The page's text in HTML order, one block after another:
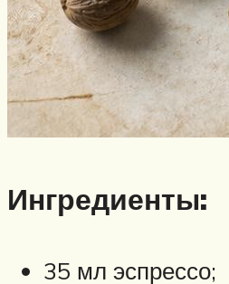
Ингредиенты:
35 мл эспрессо;